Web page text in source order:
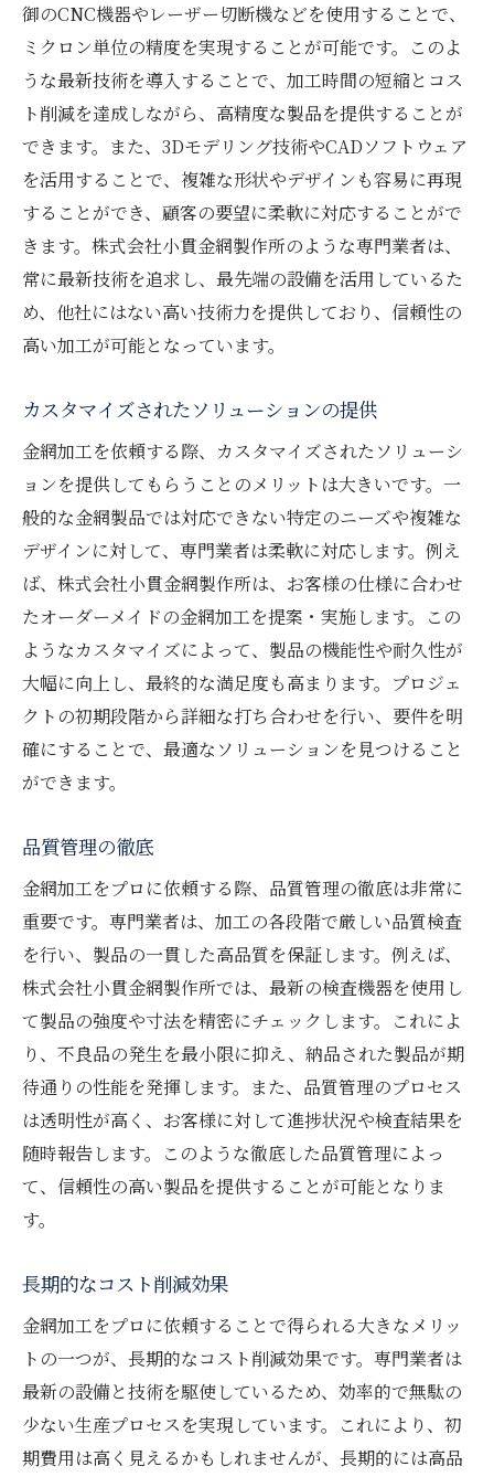
御のCNC機器やレーザー切断機などを使用することで、
ミクロン単位の精度を実現することが可能です。このよ
うな最新技術を導入することで、加工時間の短縮とコス
ト削減を達成しながら、高精度な製品を提供することが
できます。また、3Dモデリング技術やCADソフトウェア
を活用することで、複雑な形状やデザインも容易に再現
することができ、顧客の要望に柔軟に対応することがで
きます。株式会社小貫金網製作所のような専門業者は、
常に最新技術を追求し、最先端の設備を活用しているた
め、他社にはない高い技術力を提供しており、信頼性の
高い加工が可能となっています。
カスタマイズされたソリューションの提供
金網加工を依頼する際、カスタマイズされたソリューシ
ョンを提供してもらうことのメリットは大きいです。一
般的な金網製品では対応できない特定のニーズや複雑な
デザインに対して、専門業者は柔軟に対応します。例え
ば、株式会社小貫金網製作所は、お客様の仕様に合わせ
たオーダーメイドの金網加工を提案・実施します。この
ようなカスタマイズによって、製品の機能性や耐久性が
大幅に向上し、最終的な満足度も高まります。プロジェ
クトの初期段階から詳細な打ち合わせを行い、要件を明
確にすることで、最適なソリューションを見つけること
ができます。
品質管理の徹底
金網加工をプロに依頼する際、品質管理の徹底は非常に
重要です。専門業者は、加工の各段階で厳しい品質検査
を行い、製品の一貫した高品質を保証します。例えば、
株式会社小貫金網製作所では、最新の検査機器を使用し
て製品の強度や寸法を精密にチェックします。これによ
り、不良品の発生を最小限に抑え、納品された製品が期
待通りの性能を発揮します。また、品質管理のプロセス
は透明性が高く、お客様に対して進捗状況や検査結果を
随時報告します。このような徹底した品質管理によっ
て、信頼性の高い製品を提供することが可能となりま
す。
長期的なコスト削減効果
金網加工をプロに依頼することで得られる大きなメリッ
トの一つが、長期的なコスト削減効果です。専門業者は
最新の設備と技術を駆使しているため、効率的で無駄の
少ない生産プロセスを実現しています。これにより、初
期費用は高く見えるかもしれませんが、長期的には高品